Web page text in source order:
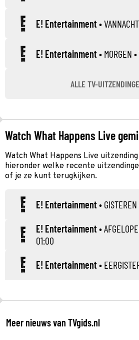
E! Entertainment•VANNACHT
E! Entertainment• MORGEN
ALLE TV-
Watch What Happens Live
Watch What Happens Live
hieronder welke recente
of je ze kunt terugkijken.
E! Entertainment• GISTEREN
E! Entertainment•
01:00
E! Entertainment•
Meer nieuws van TVgids.nl